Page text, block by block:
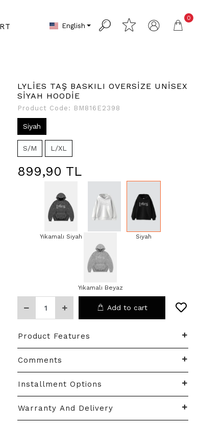
English
0
LYLİES TAŞ BASKILI OVERSİZE UNİSEX
SİYAH HOODİE
Product Code: BM816E2398
Siyah
S/M L/XL
899,90 TL
Yıkamalı Siyah Siyah
Yıkamalı Beyaz
Add to cart
Product Features
Comments
Installment Options
Warranty And Delivery